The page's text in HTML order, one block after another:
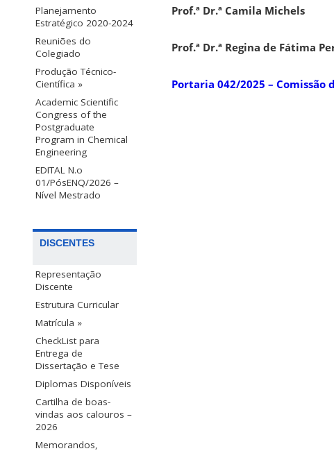
Planejamento
Estratégico 2020-2024
Reuniões do
Colegiado
Produção Técnico-
Científica »
Academic Scientific
Congress of the
Postgraduate
Program in Chemical
Engineering
EDITAL N.o
01/PósENQ/2026 –
Nível Mestrado
DISCENTES
Representação
Discente
Estrutura Curricular
Matrícula »
CheckList para
Entrega de
Dissertação e Tese
Diplomas Disponíveis
Cartilha de boas-
vindas aos calouros –
2026
Memorandos,
Prof.ª Dr.ª Camila Michels
Prof.ª Dr.ª Regina de Fátima
Portaria 042/2025 – Comissão